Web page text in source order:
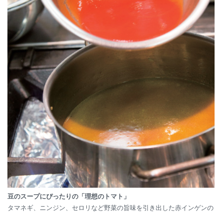
豆のスープにぴったりの「理想のトマト」
タマネギ、ニンジン、セロリなど野菜の旨味を引き出した赤インゲンの